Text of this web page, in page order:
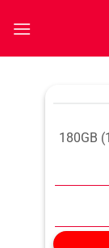
qua
180GB